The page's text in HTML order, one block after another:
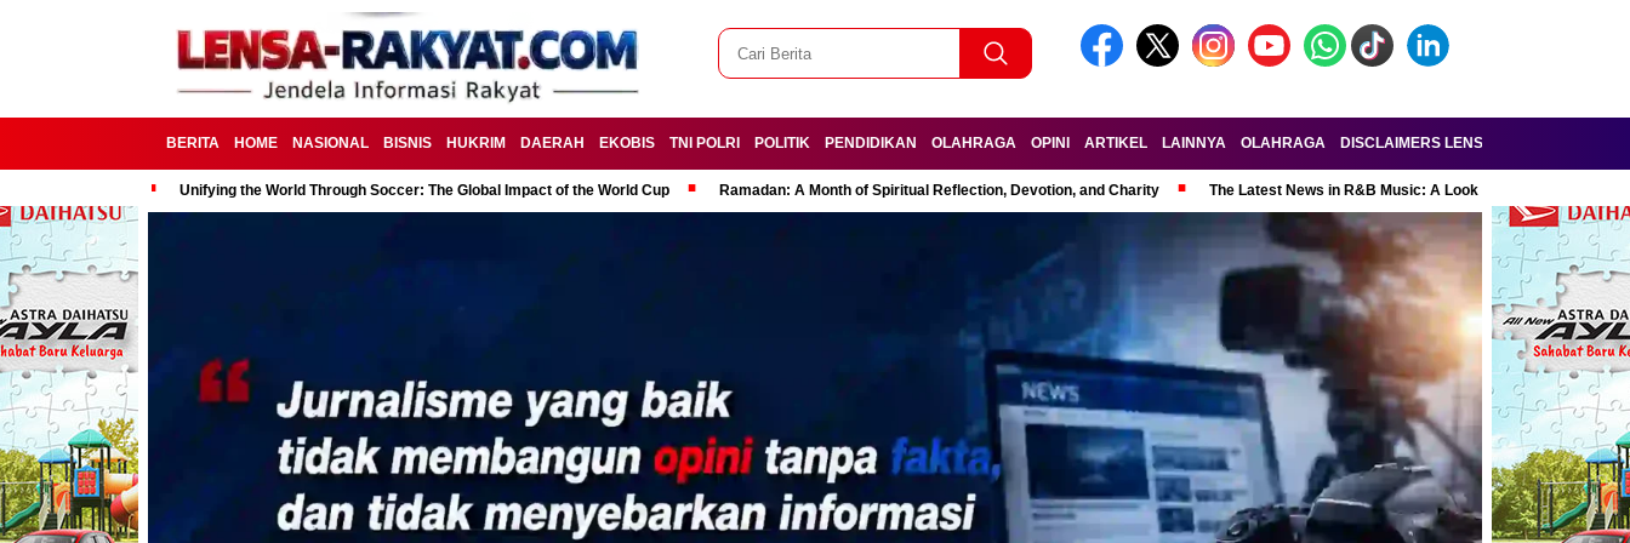
BERITA HOME NASIONAL BISNIS HUKRIM DAERAH EKOBIS TNI POLRI POLITIK PENDIDIKAN OLAHRAGA OPINI ARTIKEL LAINNYA OLAHRAGA DISCLAIMERS LENSA-RAKYAT.COM
Unifying the World Through Soccer: The Global Impact of the World Cup Ramadan: A Month of Spiritual Reflection, Devotion, and Charity The Latest News in R&B Music: A Look at Super Bowl